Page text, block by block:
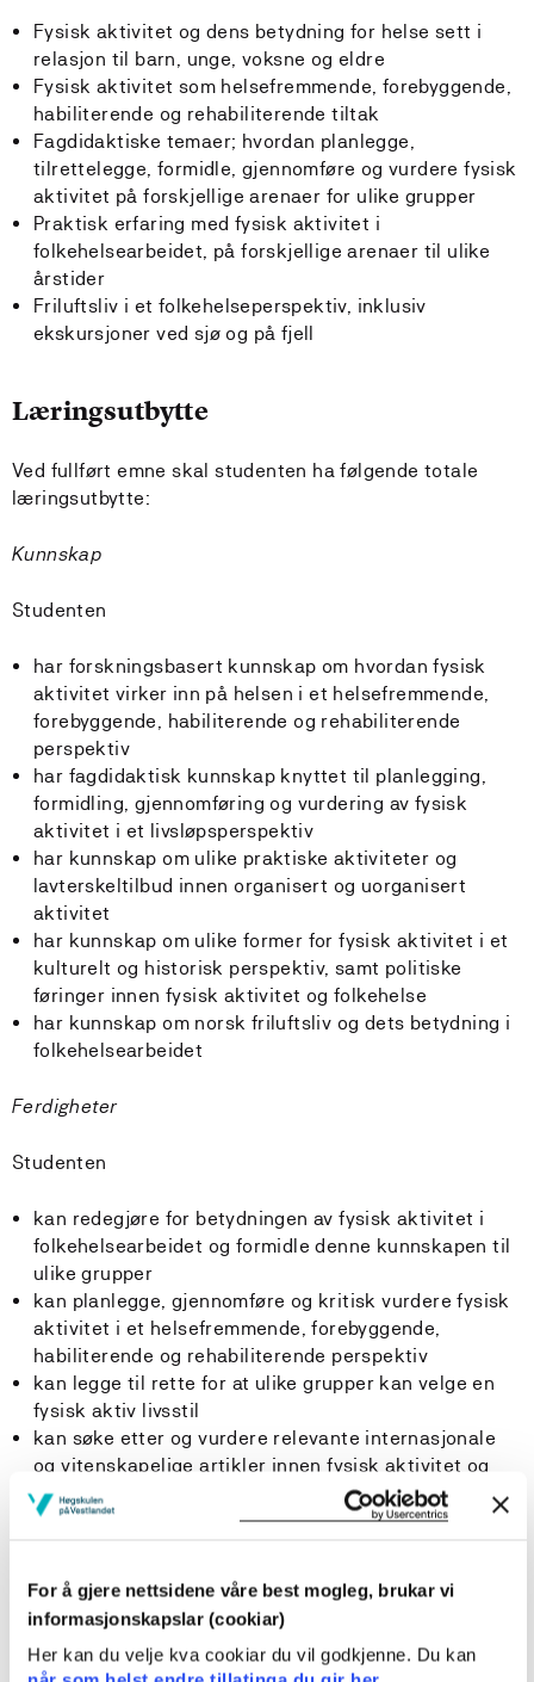
For å gjere nettsidene våre best mogleg, brukar vi
informasjonskapslar (cookiar)
Her kan du velje kva cookiar du vil godkjenne. Du kan
Fysisk aktivitet og dens betydning for helse sett i
relasjon til barn, unge, voksne og eldre
Fysisk aktivitet som helsefremmende, forebyggende,
habiliterende og rehabiliterende tiltak
Fagdidaktiske temaer; hvordan planlegge,
tilrettelegge, formidle, gjennomføre og vurdere fysisk
aktivitet på forskjellige arenaer for ulike grupper
Praktisk erfaring med fysisk aktivitet i
folkehelsearbeidet, på forskjellige arenaer til ulike
årstider
Friluftsliv i et folkehelseperspektiv, inklusiv
ekskursjoner ved sjø og på fjell
Læringsutbytte
Ved fullført emne skal studenten ha følgende totale
læringsutbytte:
Kunnskap
Studenten
har forskningsbasert kunnskap om hvordan fysisk
aktivitet virker inn på helsen i et helsefremmende,
forebyggende, habiliterende og rehabiliterende
perspektiv
har fagdidaktisk kunnskap knyttet til planlegging,
formidling, gjennomføring og vurdering av fysisk
aktivitet i et livsløpsperspektiv
har kunnskap om ulike praktiske aktiviteter og
lavterskeltilbud innen organisert og uorganisert
aktivitet
har kunnskap om ulike former for fysisk aktivitet i et
kulturelt og historisk perspektiv, samt politiske
føringer innen fysisk aktivitet og folkehelse
har kunnskap om norsk friluftsliv og dets betydning i
folkehelsearbeidet
Ferdigheter
Studenten
kan redegjøre for betydningen av fysisk aktivitet i
folkehelsearbeidet og formidle denne kunnskapen til
ulike grupper
kan planlegge, gjennomføre og kritisk vurdere fysisk
aktivitet i et helsefremmende, forebyggende,
habiliterende og rehabiliterende perspektiv
kan legge til rette for at ulike grupper kan velge en
fysisk aktiv livsstil
kan søke etter og vurdere relevante internasjonale
og vitenskapelige artikler innen fysisk aktivitet og
helse for ulike grupper
kan planlegge, tilrettelegge og gjennomføre
Generell kompetanse
Studenten